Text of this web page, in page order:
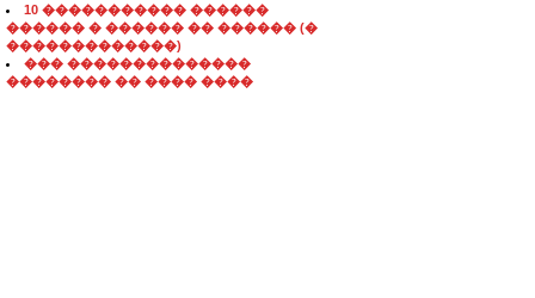
10 ����������� ������
������ � ������ �� ������ (�
�������������)
��� ��������������
�������� �� ���� ����